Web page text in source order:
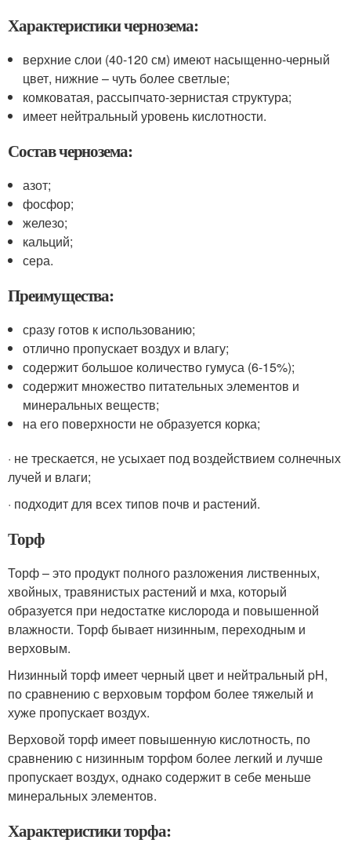
Характеристики чернозема:
верхние слои (40-120 см) имеют насыщенно-черный
цвет, нижние – чуть более светлые;
комковатая, рассыпчато-зернистая структура;
имеет нейтральный уровень кислотности.
Состав чернозема:
азот;
фосфор;
железо;
кальций;
сера.
Преимущества:
сразу готов к использованию;
отлично пропускает воздух и влагу;
содержит большое количество гумуса (6-15%);
содержит множество питательных элементов и
минеральных веществ;
на его поверхности не образуется корка;
· не трескается, не усыхает под воздействием солнечных
лучей и влаги;
· подходит для всех типов почв и растений.
Торф
Торф – это продукт полного разложения лиственных,
хвойных, травянистых растений и мха, который
образуется при недостатке кислорода и повышенной
влажности. Торф бывает низинным, переходным и
верховым.
Низинный торф имеет черный цвет и нейтральный pH,
по сравнению с верховым торфом более тяжелый и
хуже пропускает воздух.
Верховой торф имеет повышенную кислотность, по
сравнению с низинным торфом более легкий и лучше
пропускает воздух, однако содержит в себе меньше
минеральных элементов.
Характеристики торфа: